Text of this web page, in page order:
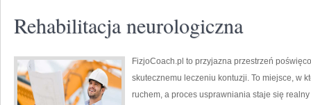
Rehabilitacja neurologiczna
FizjoCoach.pl to przyjazna przestrzeń
skutecznemu leczeniu kontuzji. To miejsce, w
ruchem, a proces usprawniania staje się